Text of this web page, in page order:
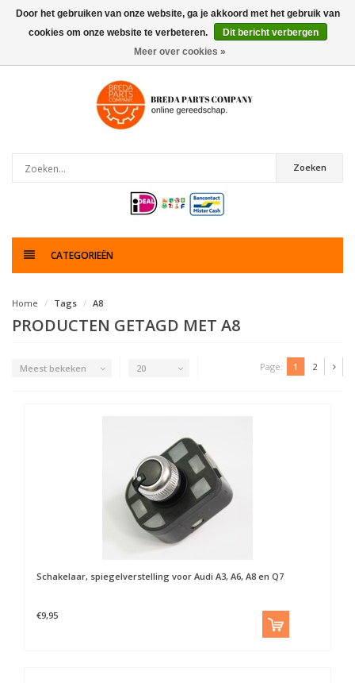
0artikelen
Zoeken
CATEGORIEËN
Home Tags A8
PRODUCTEN GETAGD MET A8
Meest bekeken 20 Page: 1 2
Schakelaar, spiegelverstelling voor Audi A3, A6, A8 en Q7
€9,95
Door het gebruiken van onze website, ga je akkoord met het gebruik van
cookies om onze website te verbeteren.
Dit bericht verbergen
Meer over cookies »